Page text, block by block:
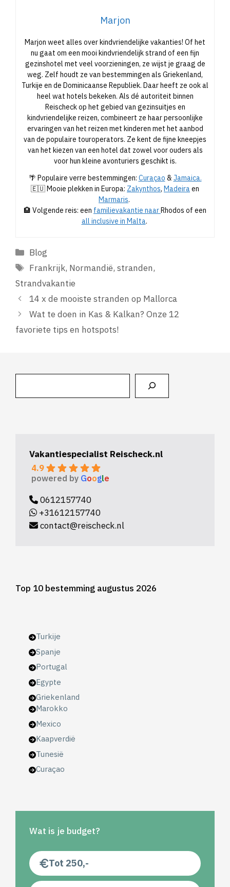
Marjon
Marjon weet alles over kindvriendelijke vakanties! Of het
nu gaat om een mooi kindvriendelijk strand of een fijn
gezinshotel met veel voorzieningen, ze wijst je graag de
weg. Zelf houdt ze van bestemmingen als Griekenland,
Turkije en de Dominicaanse Republiek. Daar heeft ze ook al
heel wat hotels bekeken. Als dé autoriteit binnen
Reischeck op het gebied van gezinsuitjes en
kindvriendelijke reizen, combineert ze haar persoonlijke
ervaringen van het reizen met kinderen met het aanbod
van de populaire touroperators. Ze kent de fijne kneepjes
van het kiezen van een hotel dat zowel voor ouders als
voor hun kleine avonturiers geschikt is.
🌴 Populaire verre bestemmingen: Curaçao & Jamaica.
🇪🇺 Mooie plekken in Europa: Zakynthos, Madeiraen
Marmaris.
🏨 Volgende reis: een familievakantie naar Rhodos of een
all inclusive in Malta.
Categorieën
Blog
Tags
Frankrijk, Normandië,stranden,
Strandvakantie
14 x de mooiste stranden op Mallorca
Wat te doen in Kas & Kalkan? Onze 12
favoriete tips en hotspots!
Vakantiespecialist Reischeck.nl
4.9
powered by Google
0612157740
+31612157740
contact@reischeck.nl
Top 10 bestemming augustus 2026
Turkije
Spanje
Portugal
Egypte
Griekenland
Marokko
Mexico
Kaapverdië
Tunesië
Curaçao
Wat is je budget?
Tot 250,-